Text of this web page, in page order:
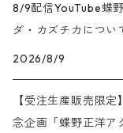
8/9配信YouTube蝶
ダ・カズチカについ
2026/8/9
【受注生産販売限
念企画「蝶野正洋ア